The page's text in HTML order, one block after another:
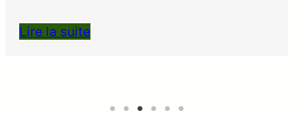
Lire la suite